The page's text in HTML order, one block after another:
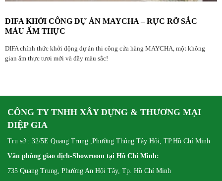
DIFA KHỞI CÔNG DỰ ÁN MAYCHA – RỰC RỠ SẮC
MÀU ẨM THỰC
DIFA chính thức khởi động dự án thi công cửa hàng MAYCHA, một không
gian ẩm thực tươi mới và đầy màu sắc!
CÔNG TY TNHH XÂY DỰNG & THƯƠNG MẠI
DIỆP GIA
Trụ sở : 32/5E Quang Trung ,Phường Thông Tây Hội, TP.Hồ Chí Minh
Văn phòng giao dịch-Showroom tại Hồ Chí Minh:
735 Quang Trung, Phường An Hội Tây, Tp. Hồ Chí Minh